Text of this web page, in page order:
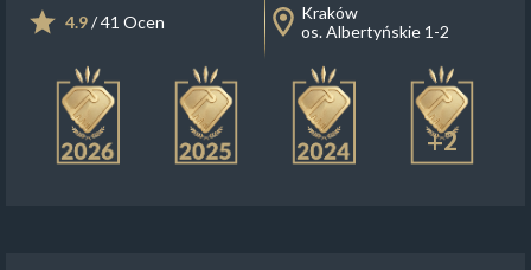
4.9/ 41 Ocen
Kraków
os. Albertyńskie 1-2
+2